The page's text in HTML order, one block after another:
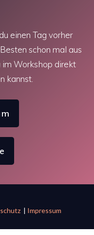
einen Tag vorher
schon mal aus
Workshop direkt
kannst.
| Impressum